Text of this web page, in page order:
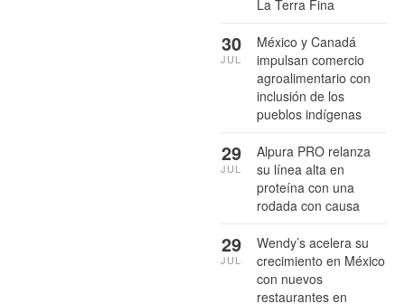
La Terra Fina
México y Canadá
impulsan comercio
agroalimentario con
inclusión de los
pueblos indígenas
30
JUL
Alpura PRO relanza
su línea alta en
proteína con una
rodada con causa
29
JUL
Wendy’s acelera su
crecimiento en México
con nuevos
restaurantes en
29
JUL